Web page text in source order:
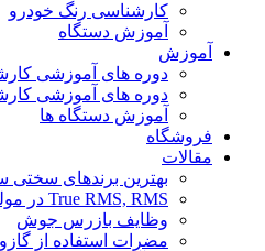
کارشناسی رنگ خودرو
آموزش دستگاه
آموزش
دوره های آموزشی
دوره های آموزشی
آموزش دستگاه ها
فروشگاه
مقالات
بهترین برندهای سختی
True RMS, RMS در مولتی متر ها چیست؟
وظایف بازرس جوش
مضرات استفاده از